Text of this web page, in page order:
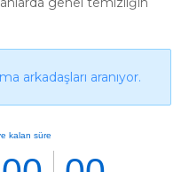
arkadaşları aranıyor.